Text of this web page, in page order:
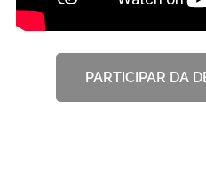
PARTICIPAR DA